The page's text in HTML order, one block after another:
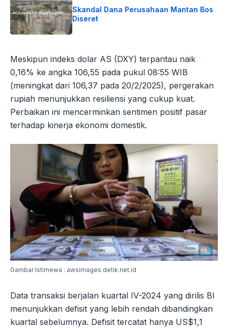
Skandal Dana Perusahaan Mantan Bos
Diseret
Meskipun indeks dolar AS (DXY) terpantau naik
0,16% ke angka 106,55 pada pukul 08:55 WIB
(meningkat dari 106,37 pada 20/2/2025), pergerakan
rupiah menunjukkan resiliensi yang cukup kuat.
Perbaikan ini mencerminkan sentimen positif pasar
terhadap kinerja ekonomi domestik.
Gambar Istimewa : awsimages.detik.net.id
Data transaksi berjalan kuartal IV-2024 yang dirilis BI
menunjukkan defisit yang lebih rendah dibandingkan
kuartal sebelumnya. Defisit tercatat hanya US$1,1